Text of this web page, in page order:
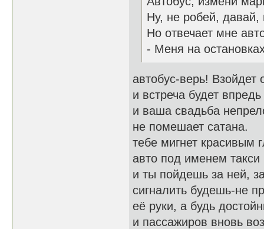
Ну, не робей, давай,
Но отвечает мне
- Меня на
автобус-верь! Взойдет
и встреча будет
и ваша свадьба
не помешает сатана.
тебе мигнет красивым
авто под именем такси
и ты пойдешь за ней,
сигналить будешь-не
её руки, а будь
и пассажиров вновь